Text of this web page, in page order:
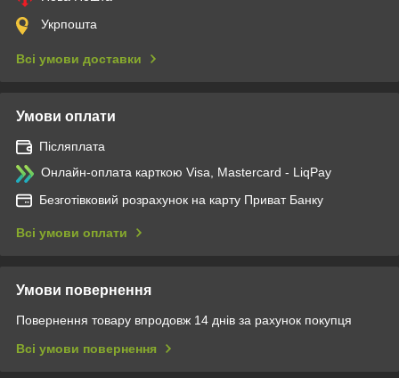
Укрпошта
Всі умови доставки
Умови оплати
Післяплата
Онлайн-оплата карткою Visa, Mastercard - LiqPay
Безготівковий розрахунок на карту Приват Банку
Всі умови оплати
Умови повернення
Повернення товару впродовж 14 днів за рахунок покупця
Всі умови повернення